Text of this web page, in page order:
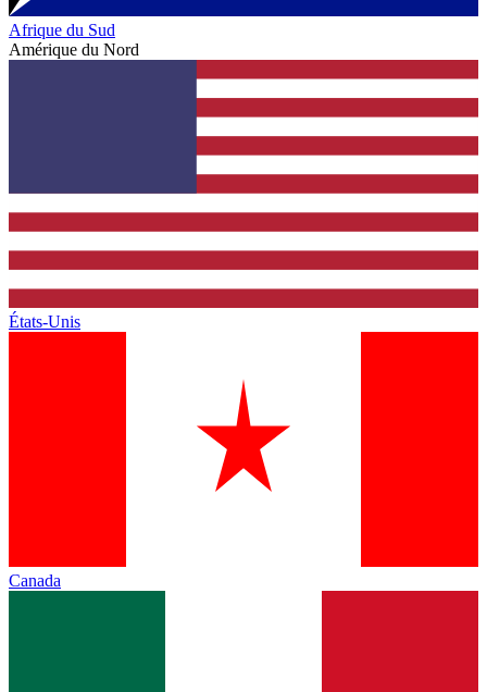
Afrique du Sud
Amérique du Nord
États-Unis
Canada